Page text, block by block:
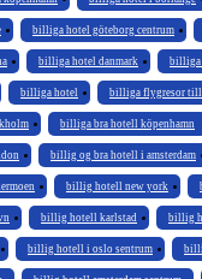
billiga hotel göteborg centrum
billiga hotel danmark billiga
billiga hotel billiga flygresor till
billiga bra hotell köpenhamn
billig og bra hotell i amsterdam
billig hotell new york
billig hotell karlstad billig
billig hotell i oslo sentrum